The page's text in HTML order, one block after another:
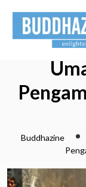
Buddhazine